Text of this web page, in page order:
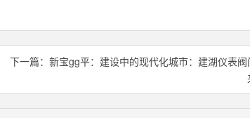
下一篇： 新宝gg平：建设中的现代化城市：建湖仪表阀